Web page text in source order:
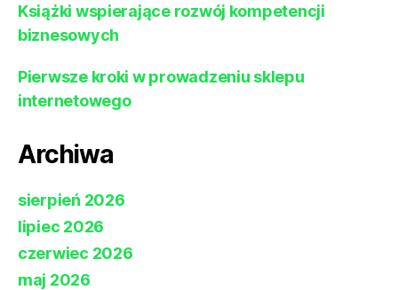
Książki wspierające rozwój kompetencji
biznesowych
Pierwsze kroki w prowadzeniu sklepu
internetowego
Archiwa
sierpień 2026
lipiec 2026
czerwiec 2026
maj 2026